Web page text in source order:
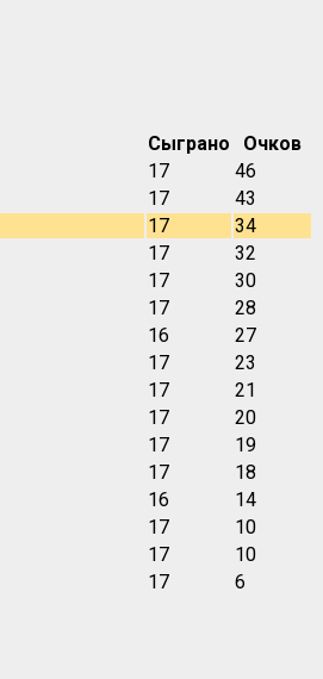
Сыграно
Очков
17
46
17
43
17
34
17
32
17
30
17
28
16
27
17
23
17
21
17
20
17
19
17
18
16
14
17
10
17
10
17 6